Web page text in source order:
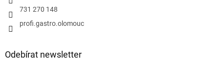
731 270 148
profi.gastro.olomouc
Odebírat newsletter